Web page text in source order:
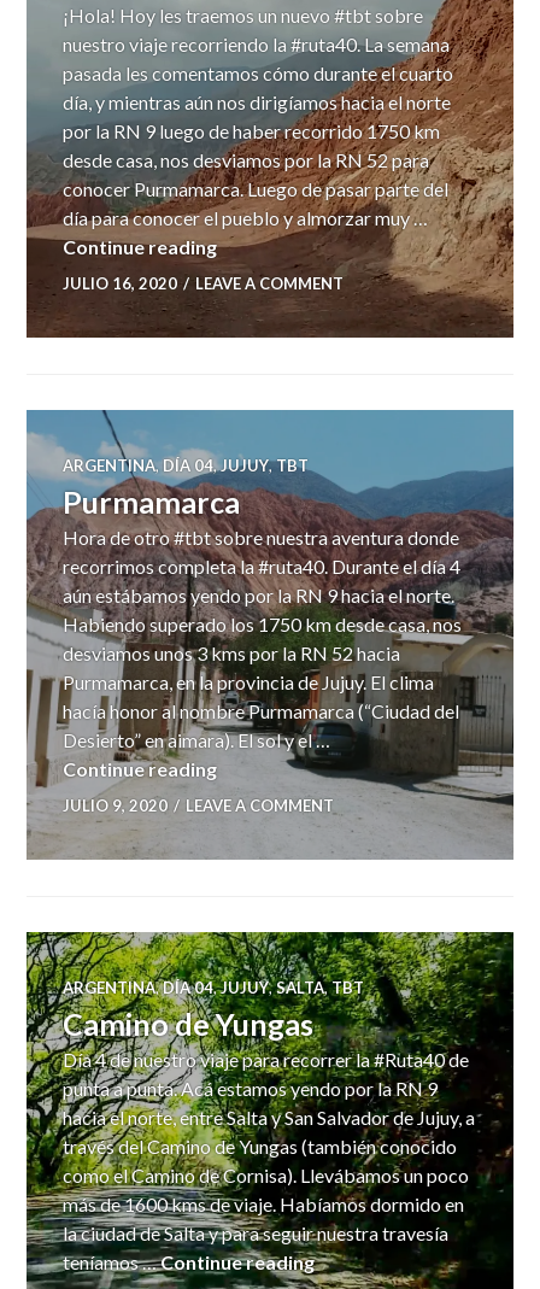
¡Hola! Hoy les traemos un nuevo #tbt sobre
nuestro viaje recorriendo la #ruta40. La semana
pasada les comentamos cómo durante el cuarto
día, y mientras aún nos dirigíamos hacia el norte
por la RN 9 luego de haber recorrido 1750 km
desde casa, nos desviamos por la RN 52 para
conocer Purmamarca. Luego de pasar parte del
día para conocer el pueblo y almorzar muy …
Continue readingPaseo de los Colorados
JULIO 16, 2020 LEAVE A COMMENT
ARGENTINA,DÍA 04,JUJUY,TBT
Purmamarca
Hora de otro #tbt sobre nuestra aventura donde
recorrimos completa la #ruta40. Durante el día 4
aún estábamos yendo por la RN 9 hacia el norte.
Habiendo superado los 1750 km desde casa, nos
desviamos unos 3 kms por la RN 52 hacia
Purmamarca, en la provincia de Jujuy. El clima
hacía honor al nombre Purmamarca (“Ciudad del
Desierto” en aimara). El sol y el …
Continue readingPurmamarca
JULIO 9, 2020 LEAVE A COMMENT
ARGENTINA,DÍA 04,JUJUY,SALTA,TBT
Camino de Yungas
Día 4 de nuestro viaje para recorrer la #Ruta40 de
punta a punta. Acá estamos yendo por la RN 9
hacia el norte, entre Salta y San Salvador de Jujuy, a
través del Camino de Yungas (también conocido
como el Camino de Cornisa). Llevábamos un poco
más de 1600 kms de viaje. Habíamos dormido en
la ciudad de Salta y para seguir nuestra travesía
teníamos …Continue readingCamino de Yungas